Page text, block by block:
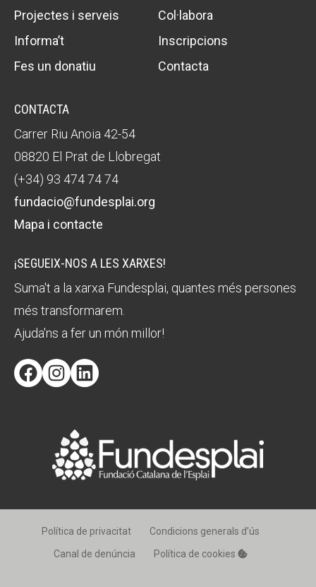
Projectes i serveis
Col·labora
Informa’t
Inscripcions
Fes un donatiu
Contacta
CONTACTA
Carrer Riu Anoia 42-54
08820 El Prat de Llobregat
(+34) 93 474 74 74
fundacio@fundesplai.org
Mapa i contacte
¡SEGUEIX-NOS A LES XARXES!
Suma't a la xarxa Fundesplai, quantes més persones
més transformarem.
Ajuda'ns a fer un món millor!
FacebookInstagram
LinkedIn
Política de privacitat
Condicions generals d’ús
Canal de denúncia
Política de cookies